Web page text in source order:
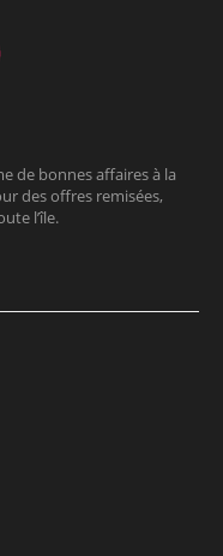
de bonnes affaires à la
des offres remisées,
l’île.